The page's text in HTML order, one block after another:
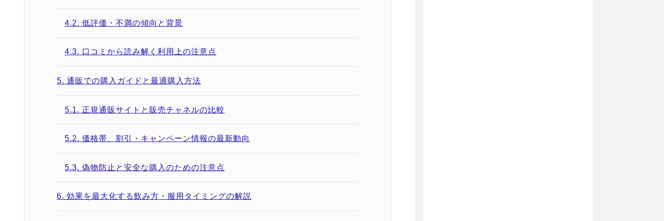
4.2. 低評価・不満の傾向と背景
4.3. 口コミから読み解く利用上の注意点
5. 通販での購入ガイドと最適購入方法
5.1. 正規通販サイトと販売チャネルの比較
5.2. 価格帯、割引・キャンペーン情報の最新動向
5.3. 偽物防止と安全な購入のための注意点
6. 効果を最大化する飲み方・服用タイミングの解説